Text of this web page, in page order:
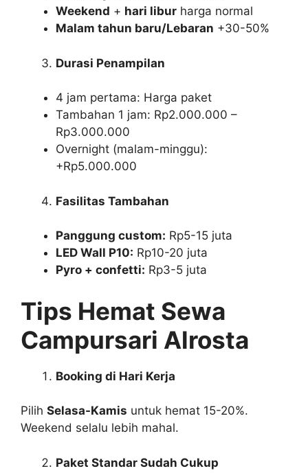
Weekend + hari libur harga normal
Malam tahun baru/Lebaran +30-50%
Durasi Penampilan
4 jam pertama: Harga paket
Tambahan 1 jam: Rp2.000.000 –
Rp3.000.000
Overnight (malam-minggu):
+Rp5.000.000
Fasilitas Tambahan
Panggung custom: Rp5-15 juta
LED Wall P10: Rp10-20 juta
Pyro + confetti: Rp3-5 juta
Tips Hemat Sewa
Campursari Alrosta
Booking di Hari Kerja
Pilih Selasa-Kamis untuk hemat 15-20%.
Weekend selalu lebih mahal.
Paket Standar Sudah Cukup